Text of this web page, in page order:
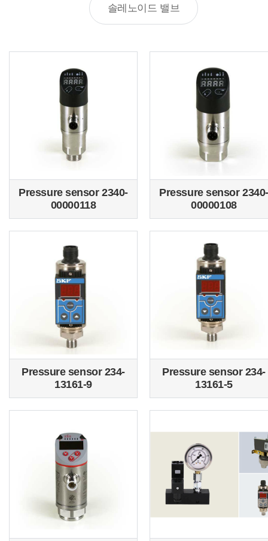
솔레노이드 밸브
Pressure sensor 2340-
00000118
Pressure sensor 2340-
00000108
Pressure sensor 234-
13161-9
Pressure sensor 234-
13161-5